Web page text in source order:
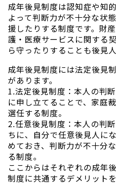
成年後見制度は認知症や知
よって判断力が不十分な状
援したりする制度です。財
護・医療サービスに関する
ら守ったりすることも後見
成年後見制度には法定後見
があります。
1.法定後見制度：本人の判
に申し立てることで、家庭
選任する制度。
2.任意後見制度：本人の判
ちに、自分で任意後見人に
めておき、判断力が不十分
る制度。
ここからはそれぞれの成年
制度に共通するデメリットを